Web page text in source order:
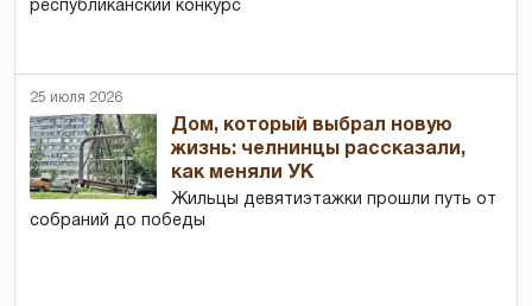
республиканский конкурс
25 июля 2026
Дом, который выбрал новую
жизнь: челнинцы рассказали,
как меняли УК
Жильцы девятиэтажки прошли путь от
собраний до победы